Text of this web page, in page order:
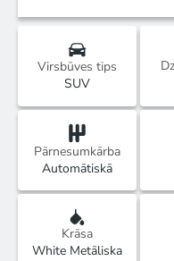
Virsbūves tips
SUV
Pārnesumkārba
Automātiskā
Krāsa
White Metāliska